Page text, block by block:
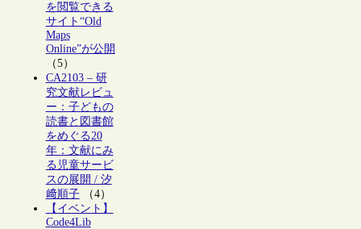
を閲覧できる
サイト“Old
Maps
Online”が公開
（5）
CA2103 – 研
究文献レビュ
ー：子どもの
読書と図書館
をめぐる20
年：文献にみ
る児童サービ
スの展開 / 汐
﨑順子（4）
【イベント】
Code4Lib